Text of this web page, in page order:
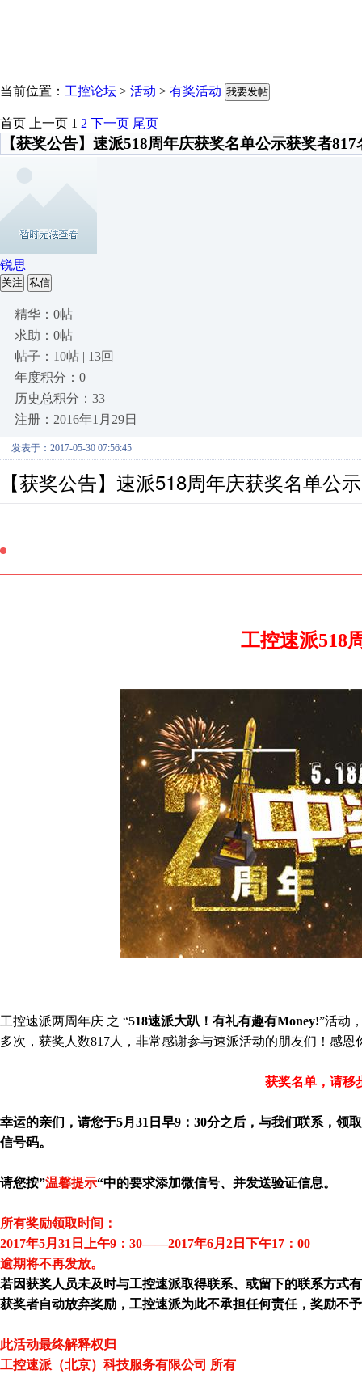
当前位置： 工控论坛 > 活动 > 有奖活动 我要发帖
首页 上一页 1 2 下一页 尾页
【获奖公告】速派518周年庆获奖名单公示获奖者817
锐思
关注 私信
精华：0帖
求助：0帖
帖子：10帖 | 13回
年度积分：0
历史总积分：33
注册：2016年1月29日
发表于：2017-05-30 07:56:45
【获奖公告】速派518周年庆获奖名单公
工控速派518
工控速派两周年庆 之 “518速派大趴！有礼有趣有Money!”活动
多次，获奖人数817人， 非常感谢参与速派活动的朋友们！感恩
获奖名单，请移
幸运的亲们，请您于5月31日早9：30分之后，与我们联系，领
信号码。
请您按”温馨提示“中的要求添加微信号、并发送验证信息。
所有奖励领取时间：
2017年5月31日上午9：30——2017年6月2日下午17：00
逾期将不再发放。
若因获奖人员未及时与工控速派取得联系、或留下的联系方式
获奖者自动放弃奖励，工控速派为此不承担任何责任，奖励不
此活动最终解释权归
工控速派（北京）科技服务有限公司 所有